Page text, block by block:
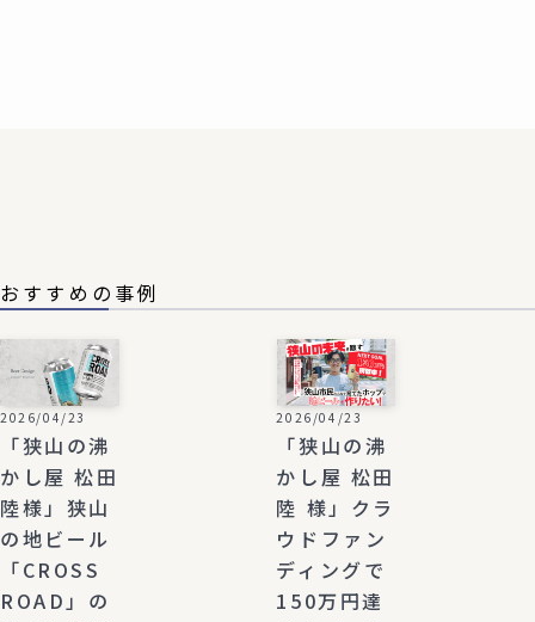
おすすめの事例
2026/04/23
「狭山の沸
かし屋 松田
陸様」狭山
の地ビール
「CROSS
ROAD」の
2026/04/23
「狭山の沸
かし屋 松田
陸 様」クラ
ウドファン
ディングで
150万円達